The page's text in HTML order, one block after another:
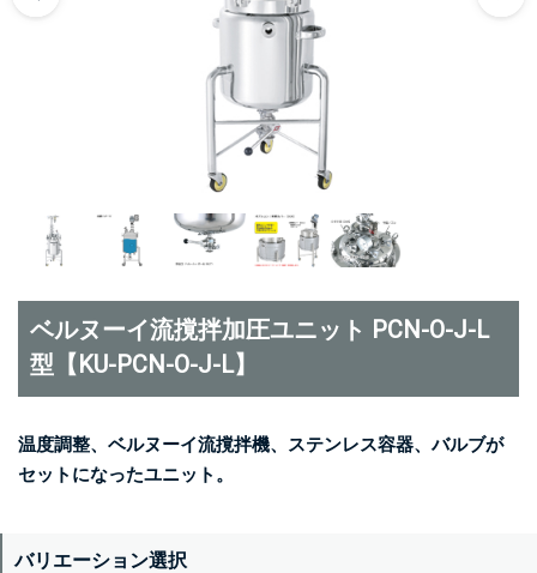
ベルヌーイ流撹拌加圧ユニット PCN-O-J-L
型【KU-PCN-O-J-L】
温度調整、ベルヌーイ流撹拌機、ステンレス容器、バルブが
セットになったユニット。
バリエーション選択